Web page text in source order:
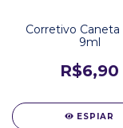
Corretivo
9ml
R$6,90
ESPIAR